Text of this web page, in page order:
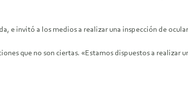
e invitó a los medios a realizar una inspección de
que no son ciertas. «Estamos dispuestos a realizar